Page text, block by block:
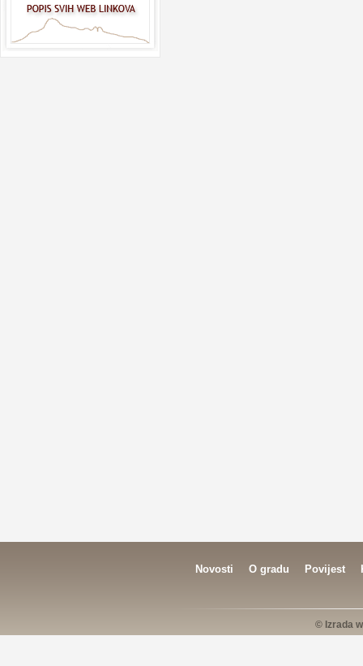
Novosti O gradu Povijest
© Izrada